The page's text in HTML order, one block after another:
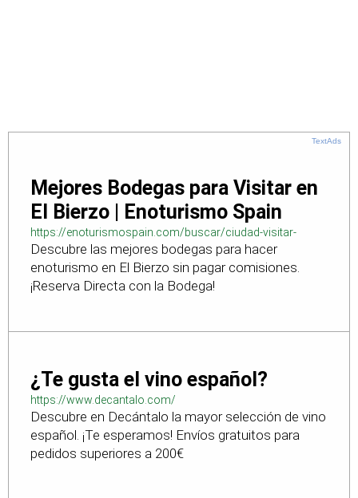
TextAds
Mejores Bodegas para Visitar en
El Bierzo | Enoturismo Spain
https://enoturismospain.com/buscar/ciudad-visitar-
bodegas-en-leon
Descubre las mejores bodegas para hacer
enoturismo en El Bierzo sin pagar comisiones.
¡Reserva Directa con la Bodega!
¿Te gusta el vino español?
https://www.decantalo.com/
Descubre en Decántalo la mayor selección de vino
español. ¡Te esperamos! Envíos gratuitos para
pedidos superiores a 200€